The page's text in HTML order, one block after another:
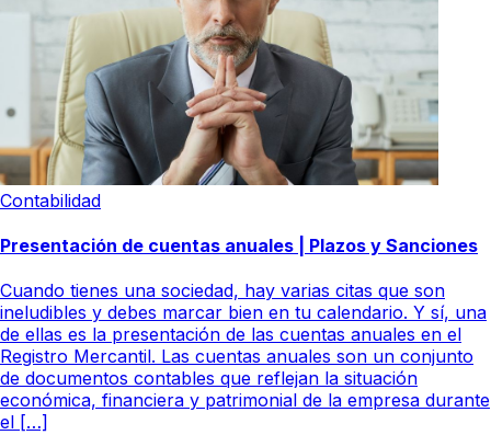
Contabilidad
Presentación de cuentas anuales | Plazos y Sanciones
Cuando tienes una sociedad, hay varias citas que son
ineludibles y debes marcar bien en tu calendario. Y sí, una
de ellas es la presentación de las cuentas anuales en el
Registro Mercantil. Las cuentas anuales son un conjunto
de documentos contables que reflejan la situación
económica, financiera y patrimonial de la empresa durante
el […]